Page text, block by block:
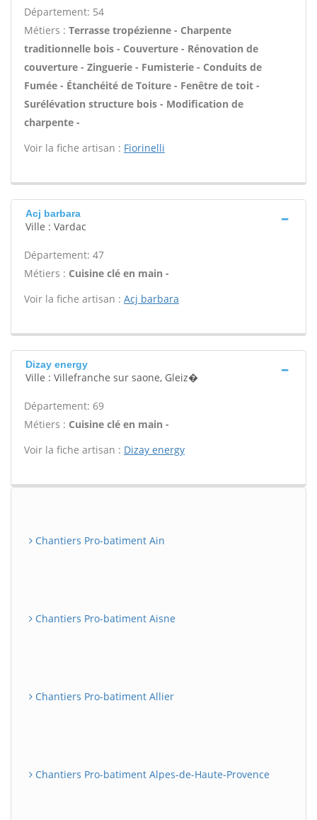
Département: 54
Métiers : Terrasse tropézienne - Charpente
traditionnelle bois - Couverture - Rénovation de
couverture - Zinguerie - Fumisterie - Conduits de
Fumée - Étanchéité de Toiture - Fenêtre de toit -
Surélévation structure bois - Modification de
charpente -
Voir la fiche artisan : Fiorinelli
Acj barbara
Ville : Vardac
Département: 47
Métiers : Cuisine clé en main -
Voir la fiche artisan : Acj barbara
Dizay energy
Ville : Villefranche sur saone, Gleiz�
Département: 69
Métiers : Cuisine clé en main -
Voir la fiche artisan : Dizay energy
Chantiers Pro-batiment Ain
Chantiers Pro-batiment Aisne
Chantiers Pro-batiment Allier
Chantiers Pro-batiment Alpes-de-Haute-Provence